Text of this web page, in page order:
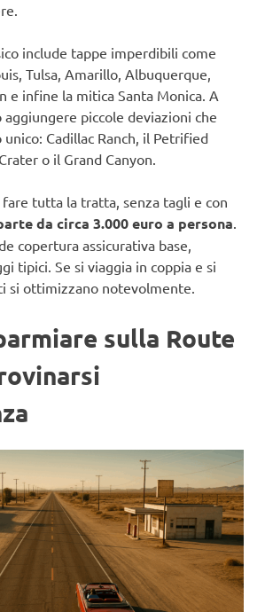
include tappe imperdibili come
Tulsa, Amarillo, Albuquerque,
e infine la mitica Santa Monica. A
aggiungere piccole deviazioni che
Cadillac Ranch, il Petrified
o il Grand Canyon.
tutta la tratta, senza tagli e con
da circa 3.000 euro a persona.
copertura assicurativa base,
tipici. Se si viaggia in coppia e si
si ottimizzano notevolmente.
sulla Route